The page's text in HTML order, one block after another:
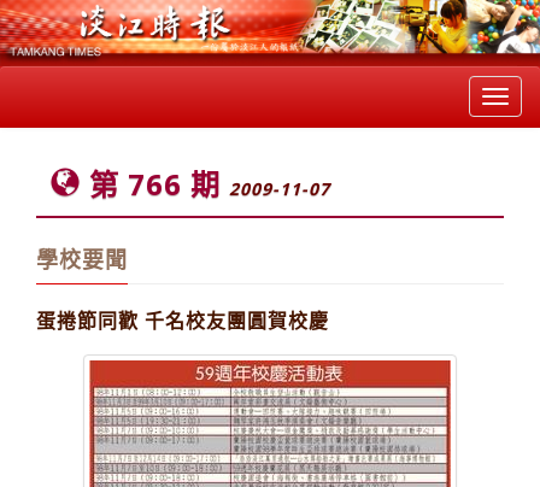
第 766 期 2009-11-07
學校要聞
蛋捲節同歡 千名校友團圓賀校慶